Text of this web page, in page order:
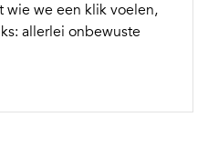
wie we een klik voelen,
allerlei onbewuste